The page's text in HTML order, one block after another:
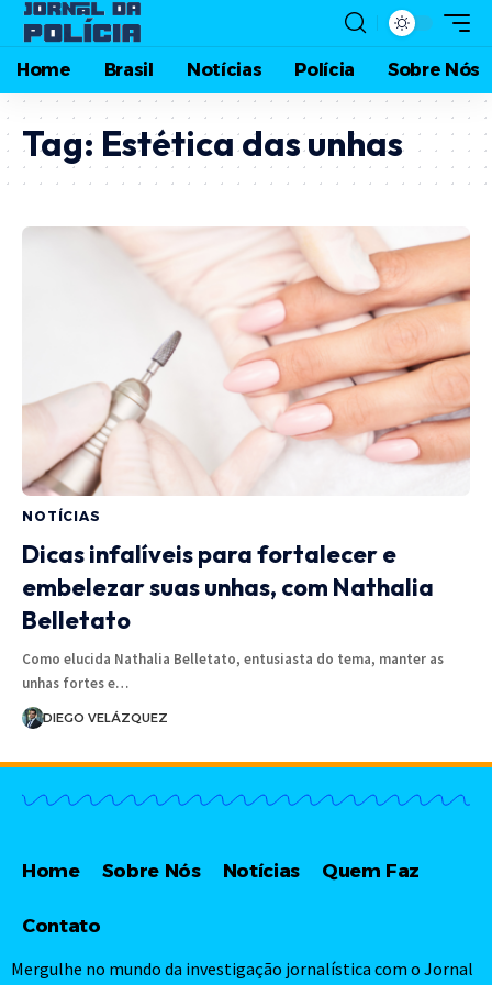
Home Brasil Notícias Polícia Sobre Nós
Tag: Estética das unhas
NOTÍCIAS
Dicas infalíveis para fortalecer e
embelezar suas unhas, com Nathalia
Belletato
Como elucida Nathalia Belletato, entusiasta do tema, manter as
unhas fortes e…
DIEGO VELÁZQUEZ
Home Sobre Nós Notícias Quem Faz
Contato
Mergulhe no mundo da investigação jornalística com o Jornal